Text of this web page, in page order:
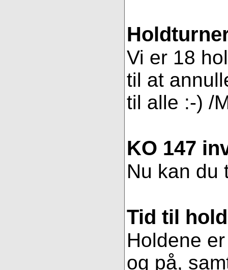
Vi er 18
til at
til alle :-) /
KO 147
Nu kan du
Tid til
Holdene
og på,